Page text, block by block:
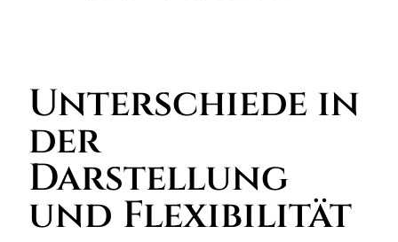
Unterschiede in
der
Darstellung
und Flexibilität